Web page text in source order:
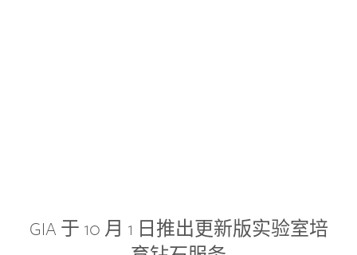
GIA 于 10 月 1 日推出更新版实验室培